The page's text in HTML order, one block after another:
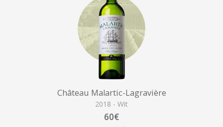
Château Malartic-Lagravière
2018 - Wit
60€